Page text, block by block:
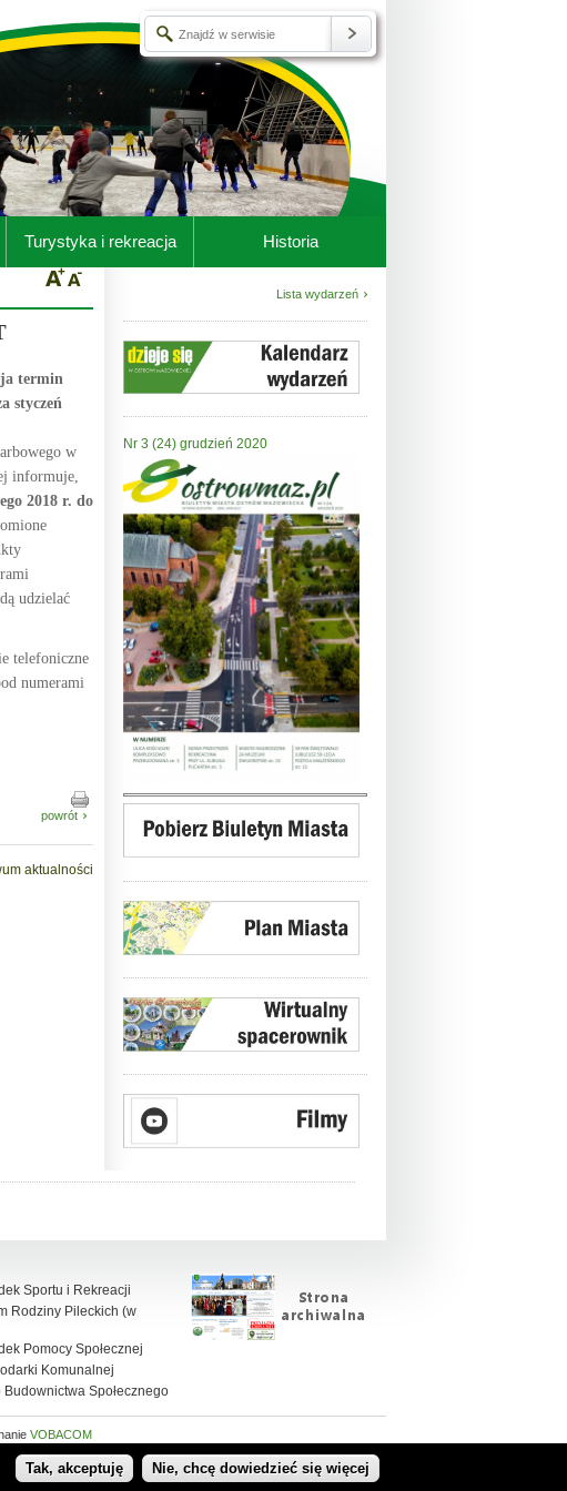
Turystyka i rekreacja Historia
termin
styczeń
w
informuje,
2018 r. do
udzielać
telefoniczne
numerami
powrót
aktualności
Lista wydarzeń
Nr 3 (24) grudzień 2020
Sportu i Rekreacji
Rodziny Pileckich (w
Pomocy Społecznej
Komunalnej
Budownictwa Społecznego
VOBACOM
Tak, akceptuję Nie, chcę dowiedzieć się więcej